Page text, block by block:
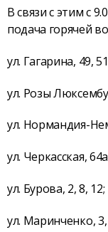
В связи с этим с
подача горячей
ул. Гагарина, 49,
ул. Розы
ул. Нормандия-
ул. Черкасская,
ул. Бурова, 2, 8, 12;
ул. Маринченко, 3,